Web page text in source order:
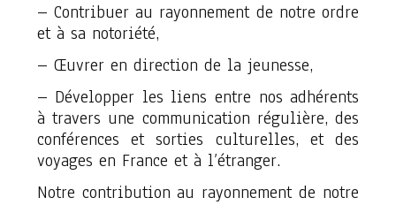
– Contribuer au rayonnement de notre ordre
et à sa notoriété,
– Œuvrer en direction de la jeunesse,
– Développer les liens entre nos adhérents
à travers une communication régulière, des
conférences et sorties culturelles, et des
voyages en France et à l’étranger.
Notre contribution au rayonnement de notre